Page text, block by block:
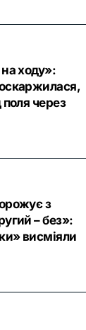
ходу»:
через
з
– без»:
висміяли